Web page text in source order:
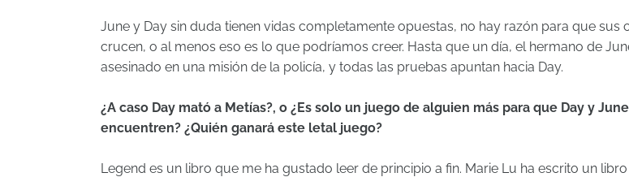
June y Day sin duda tienen vidas completamente opuestas, no hay razón para que sus
crucen, o al menos eso es lo que podríamos creer. Hasta que un día, el hermano de
asesinado en una misión de la policía, y todas las pruebas apuntan hacia Day.
¿A caso Day mató a Metías?, o ¿Es solo un juego de alguien más para que Day y
encuentren? ¿Quién ganará este letal juego?
Legend es un libro que me ha gustado leer de principio a fin. Marie Lu ha escrito un